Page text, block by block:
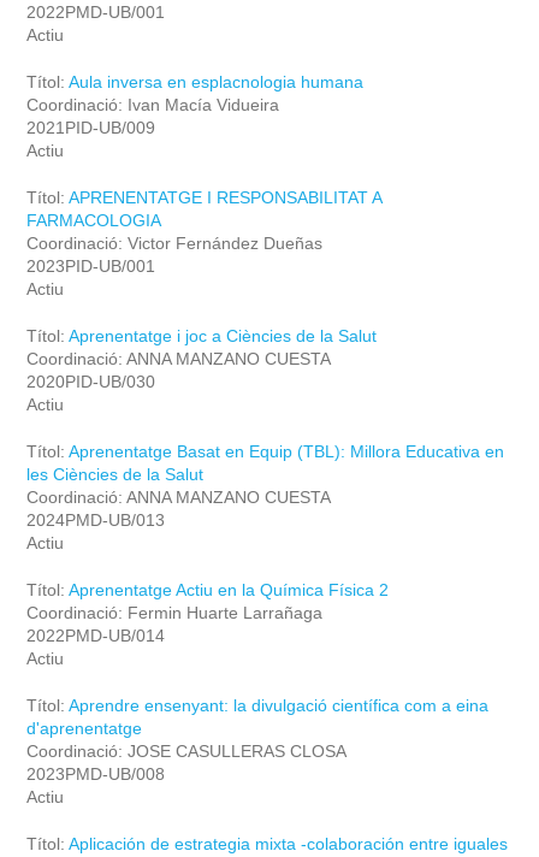
2022PMD-UB/001
Actiu
Títol: Aula inversa en esplacnologia humana
Coordinació: Ivan Macía Vidueira
2021PID-UB/009
Actiu
Títol: APRENENTATGE I RESPONSABILITAT A
FARMACOLOGIA
Coordinació: Victor Fernández Dueñas
2023PID-UB/001
Actiu
Títol: Aprenentatge i joc a Ciències de la Salut
Coordinació: ANNA MANZANO CUESTA
2020PID-UB/030
Actiu
Títol: Aprenentatge Basat en Equip (TBL): Millora Educativa en
les Ciències de la Salut
Coordinació: ANNA MANZANO CUESTA
2024PMD-UB/013
Actiu
Títol: Aprenentatge Actiu en la Química Física 2
Coordinació: Fermin Huarte Larrañaga
2022PMD-UB/014
Actiu
Títol: Aprendre ensenyant: la divulgació científica com a eina
d'aprenentatge
Coordinació: JOSE CASULLERAS CLOSA
2023PMD-UB/008
Actiu
Títol: Aplicación de estrategia mixta -colaboración entre iguales